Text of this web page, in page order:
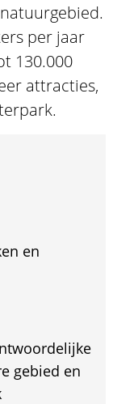
per jaar
130.000
attracties,
en
gebied en